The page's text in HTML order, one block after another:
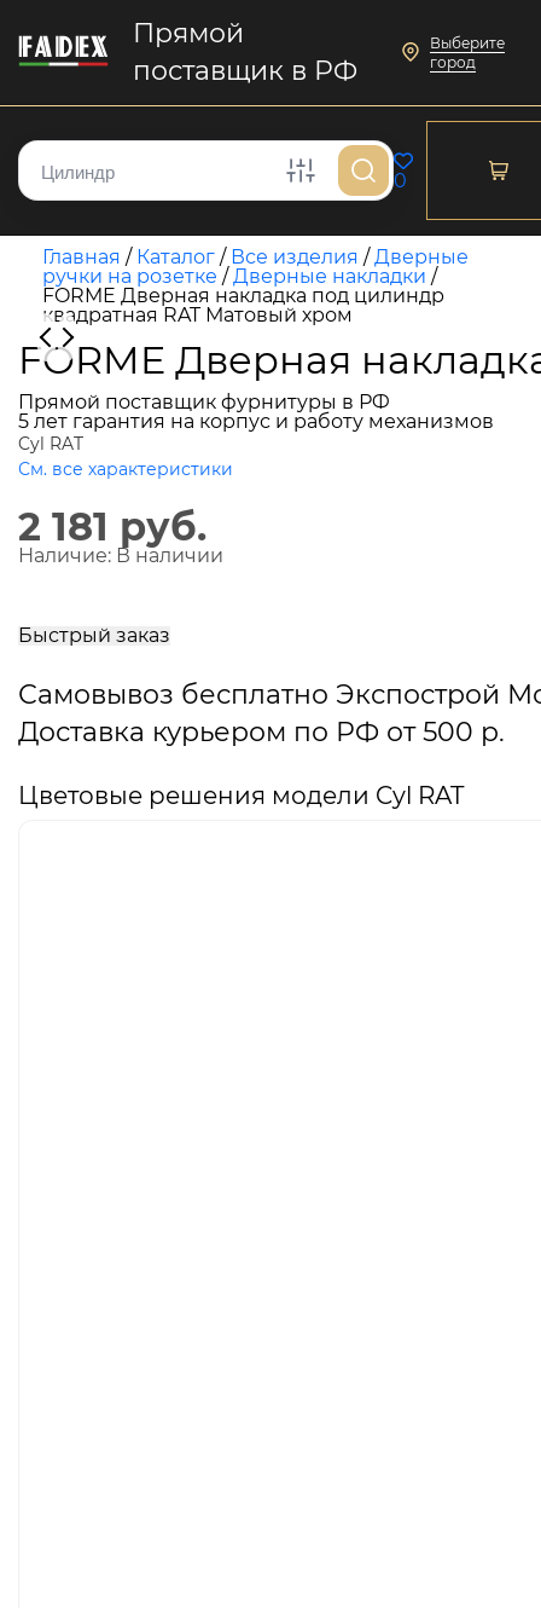
Прямой
поставщик в РФ
Выберите
город
0
Главная / Каталог / Все изделия /Дверные
ручки на розетке /Дверные накладки /
FORME Дверная накладка под цилиндр
квадратная RAT Матовый хром
FORME Дверная
Прямой поставщик фурнитуры в РФ
5 лет гарантия на корпус и работу механизмов
Cyl RAT
См. все характеристики
2 181 руб.
Наличие: В наличии
Быстрый заказ
Самовывоз бесплатно Экспострой
Доставка курьером по РФ от 500 р.
Цветовые решения модели Cyl RAT